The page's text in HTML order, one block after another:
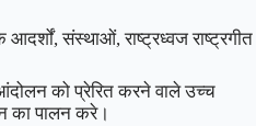
संस्थाओं, राष्ट्रध्वज राष्ट्रगीत
को प्रेरित करने वाले उच्च
का पालन करे।